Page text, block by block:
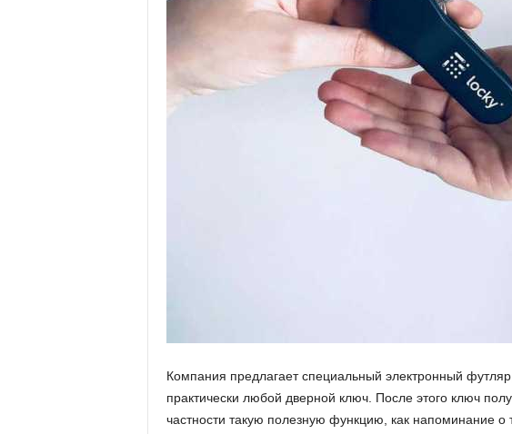
о
Компания предлагает специальный электронный
практически любой дверной ключ. После этого ключ
частности такую полезную функцию, как напоминание о